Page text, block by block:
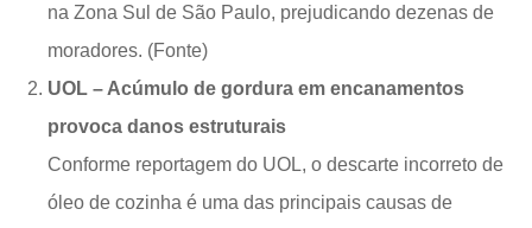
na Zona Sul de São Paulo, prejudicando dezenas de
moradores. (Fonte)
UOL – Acúmulo de gordura em encanamentos
provoca danos estruturais
Conforme reportagem do UOL, o descarte incorreto de
óleo de cozinha é uma das principais causas de